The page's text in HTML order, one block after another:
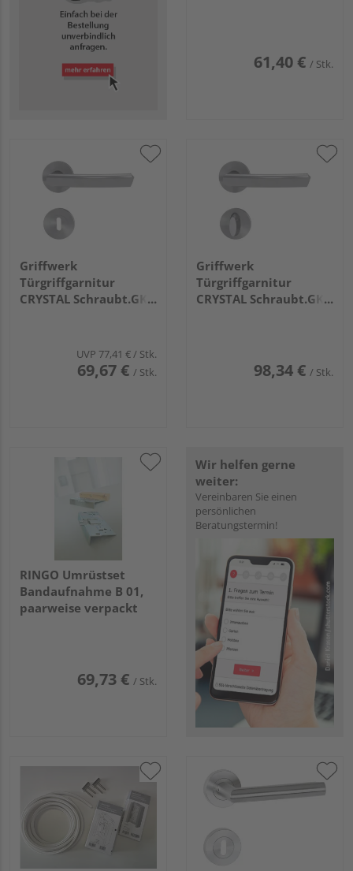
61,40 € / Stk.
Griffwerk
Türgriffgarnitur
CRYSTAL Schraubt.GK3
UVP 77,41 €/ Stk.
69,67 € / Stk.
Griffwerk
Türgriffgarnitur
CRYSTAL Schraubt.GK3
98,34 € / Stk.
RINGO Umrüstset
Bandaufnahme B 01,
paarweise verpackt
69,73 € / Stk.
Wir helfen gerne
weiter:
Vereinbaren Sie einen
persönlichen
Beratungstermin!